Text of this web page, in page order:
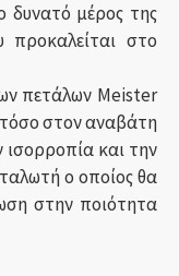
δυνατό μέρος της
προκαλείται στο
πετάλων Meister
στον αναβάτη
και την
ο οποίος θα
στην ποιότητα